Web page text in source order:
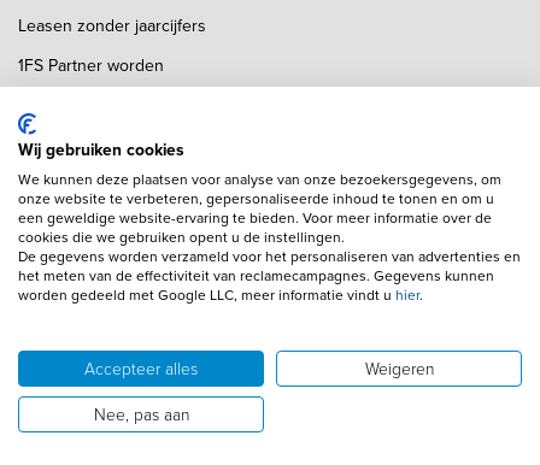
Leasen zonder jaarcijfers
1FS Partner worden
Auto importeren
Financial lease locaties
Financial lease Amersfoort
Financial lease Amsterdam
Financial lease Apeldoorn
Financial lease Breda
Financial lease Enschede
Financial lease Eindhoven
Financial lease Haarlem
Financial lease Maastricht
Financial lease Rotterdam
Wij gebruiken cookies
We kunnen deze plaatsen voor analyse van onze bezoekersgegevens, om
onze website te verbeteren, gepersonaliseerde inhoud te tonen en om u
een geweldige website-ervaring te bieden. Voor meer informatie over de
cookies die we gebruiken opent u de instellingen.
De gegevens worden verzameld voor het personaliseren van advertenties en
het meten van de effectiviteit van reclamecampagnes. Gegevens kunnen
worden gedeeld met Google LLC, meer informatie vindt u hier.
Accepteer alles
Weigeren
Nee, pas aan